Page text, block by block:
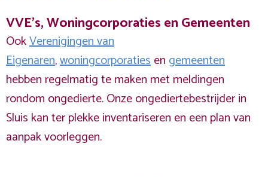
VVE's, Woningcorporaties en Gemeenten
OokVerenigingen van
Eigenaren,woningcorporatiesen gemeenten
hebben regelmatig te maken met meldingen
rondom ongedierte. Onze ongediertebestrijder in
Sluis kan ter plekke inventariseren en een plan van
aanpak voorleggen.